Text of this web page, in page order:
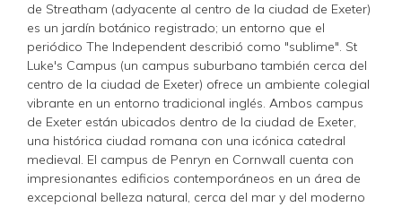
de Streatham (adyacente al centro de la ciudad de Exeter)
es un jardín botánico registrado; un entorno que el
periódico The Independent describió como "sublime". St
Luke's Campus (un campus suburbano también cerca del
centro de la ciudad de Exeter) ofrece un ambiente colegial
vibrante en un entorno tradicional inglés. Ambos campus
de Exeter están ubicados dentro de la ciudad de Exeter,
una histórica ciudad romana con una icónica catedral
medieval. El campus de Penryn en Cornwall cuenta con
impresionantes edificios contemporáneos en un área de
excepcional belleza natural, cerca del mar y del moderno